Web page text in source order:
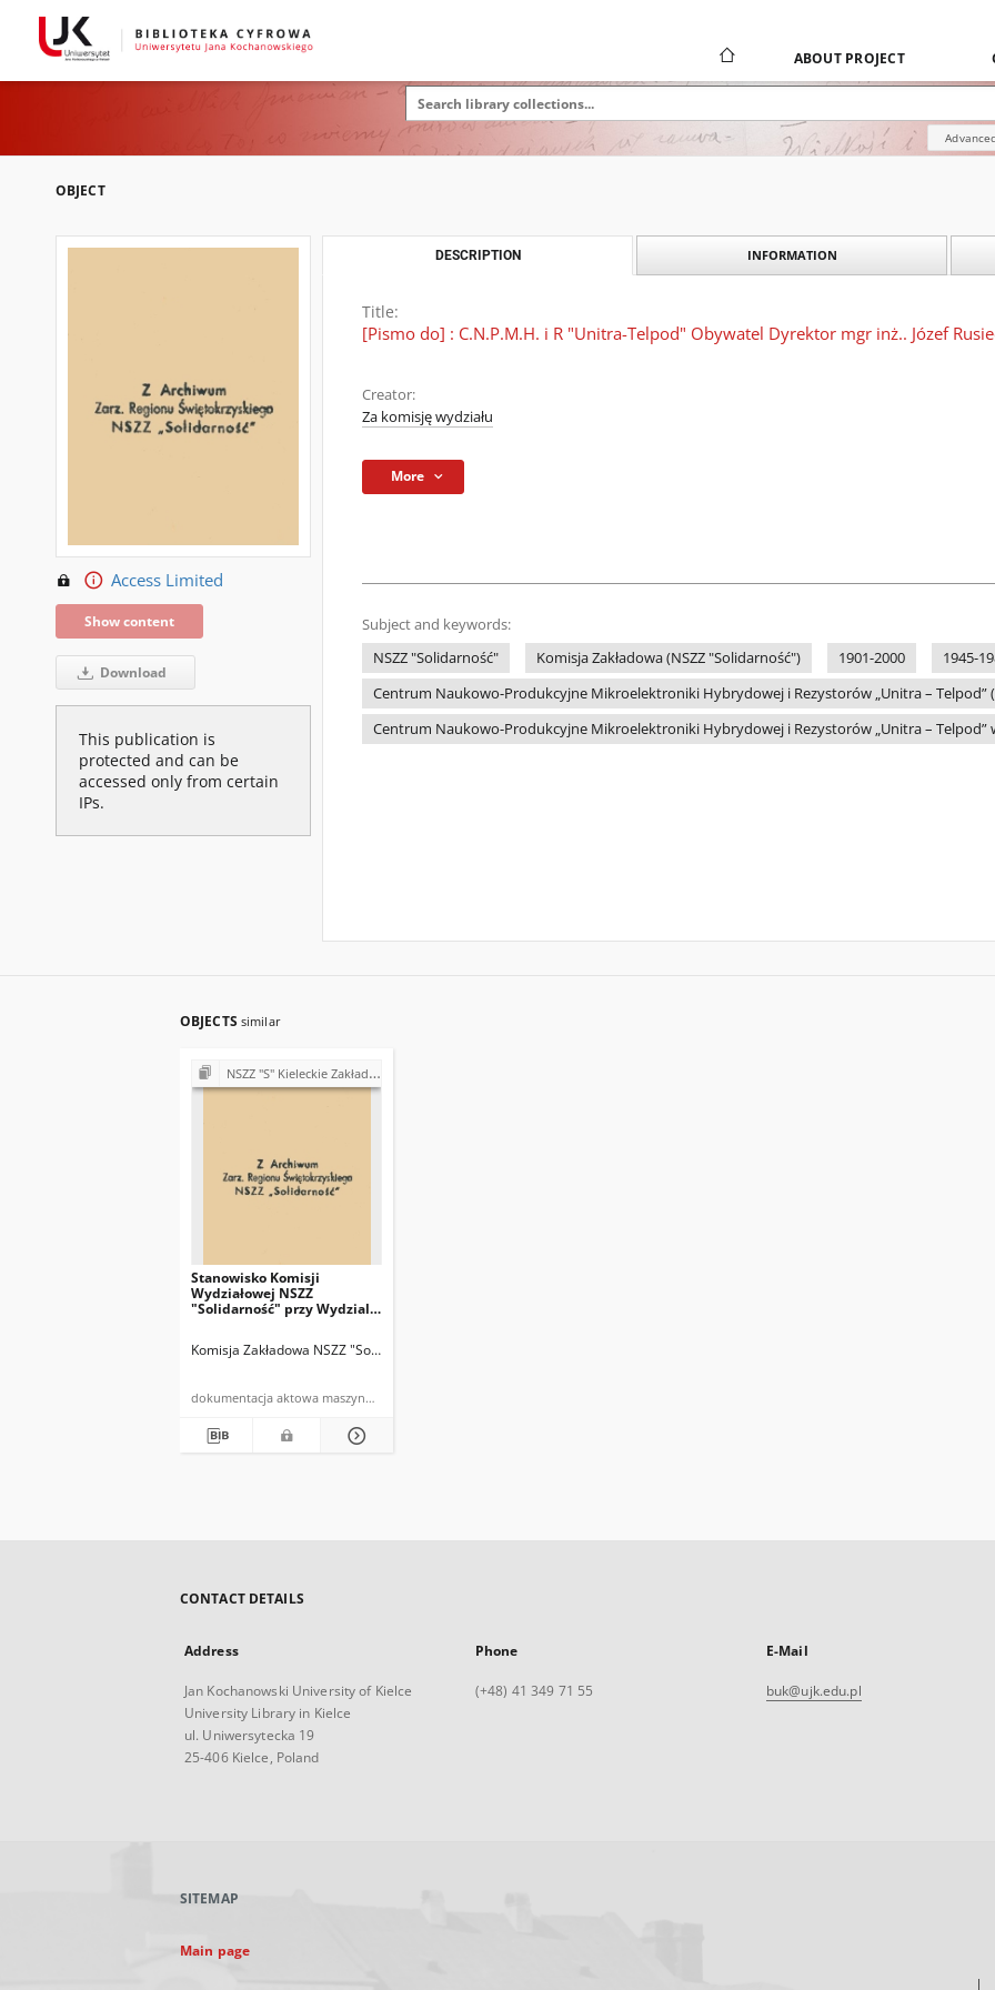
ABOUT PROJECT
OBJECT
Access Limited
Show content
Download
This publication is
protected and can be
accessed only from certain
IPs.
DESCRIPTION INFORMATION
Title:
[Pismo do] : C.N.P.M.H. i R "Unitra-Telpod" Obywatel Dyrektor mgr inż.. Józef
Creator:
Za komisję wydziału
More
Subject and keywords:
NSZZ "Solidarność"
Komisja Zakładowa (NSZZ "Solidarność") 1901-2000
1945-
Centrum Naukowo-Produkcyjne Mikroelektroniki Hybrydowej i Rezystorów „Unitra – Telpod”
Centrum Naukowo-Produkcyjne Mikroelektroniki Hybrydowej i Rezystorów „Unitra – Telpod”
OBJECTS similar
NSZZ "S" Kieleckie Zakłady Przemysłu Wapienniczego Miedzianka k/Kielc
Stanowisko Komisji
Wydziałowej NSZZ
"Solidarność" przy Wydziale
28.10.81r.
Komisja Zakładowa NSZZ "Solidarność" w Wydziale Jaworznia
dokumentacja aktowa maszynopis
CONTACT DETAILS
Address
Jan Kochanowski University of Kielce
University Library in Kielce
ul. Uniwersytecka 19
25-406 Kielce, Poland
Phone
(+48) 41 349 71 55
E-Mail
buk@ujk.edu.pl
SITEMAP
Main page